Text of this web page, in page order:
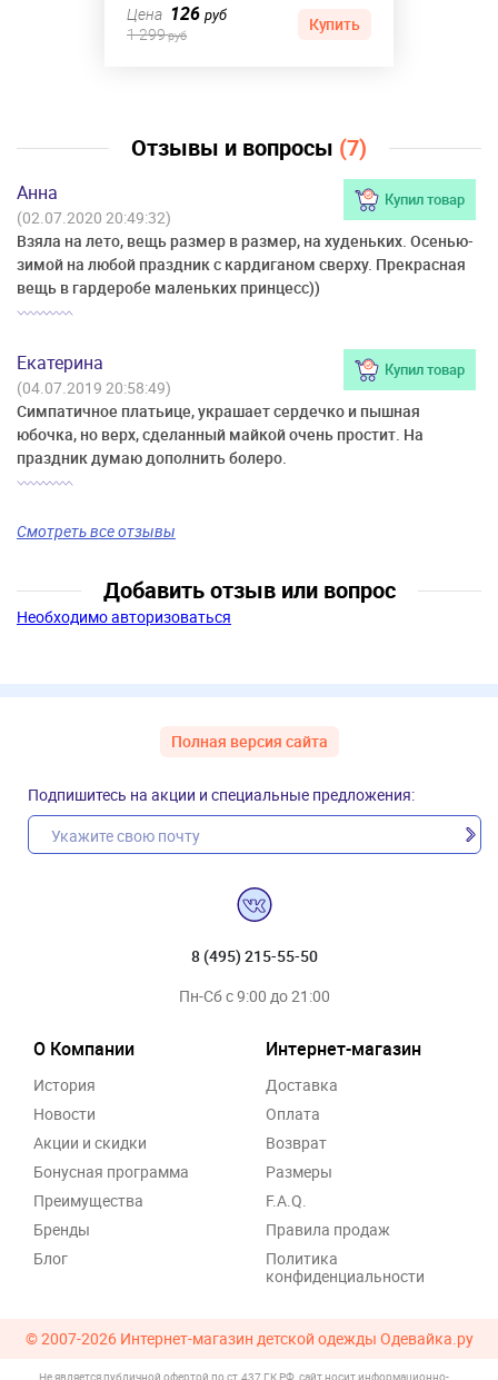
Цена 126руб
1 299руб
Купить
Отзывы и вопросы (7)
Анна Купил товар
(02.07.2020 20:49:32)
Взяла на лето, вещь размер в размер, на худеньких. Осенью-
зимой на любой праздник с кардиганом сверху. Прекрасная
вещь в гардеробе маленьких принцесс))
Екатерина Купил товар
(04.07.2019 20:58:49)
Симпатичное платьице, украшает сердечко и пышная
юбочка, но верх, сделанный майкой очень простит. На
праздник думаю дополнить болеро.
Смотреть все отзывы
Добавить отзыв или вопрос
Необходимо авторизоваться
Полная версия сайта
Подпишитесь на акции и специальные предложения:
8 (495) 215-55-50
Пн-Сб с 9:00 до 21:00
О Компании
История
Новости
Акции и скидки
Бонусная программа
Преимущества
Бренды
Блог
Интернет-магазин
Доставка
Оплата
Возврат
Размеры
F.A.Q.
Правила продаж
Политика
конфиденциальности
© 2007-2026 Интернет-магазин детской одежды Одевайка.ру